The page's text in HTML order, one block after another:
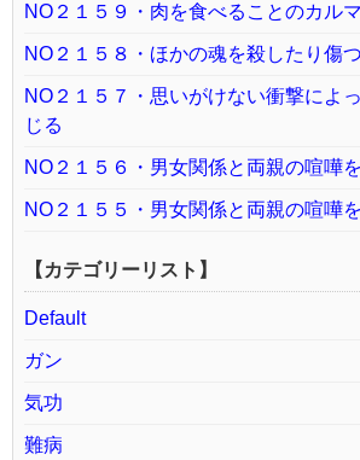
NO２１５９・肉を食べることのカルマ
NO２１５８・ほかの魂を殺したり傷
NO２１５７・思いがけない衝撃によ
じる
NO２１５６・男女関係と両親の喧嘩
NO２１５５・男女関係と両親の喧嘩
【カテゴリーリスト】
Default
ガン
気功
難病